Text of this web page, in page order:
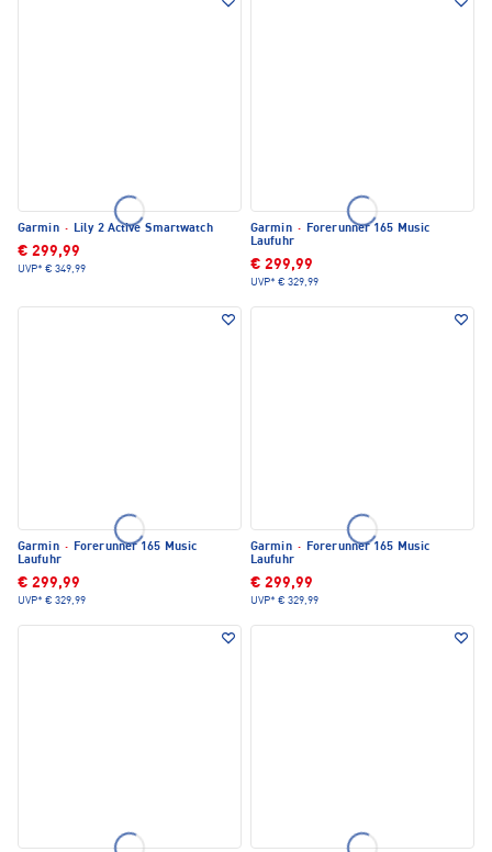
Garmin · Lily 2 Active Smartwatch
€ 299,99
UVP* € 349,99
Garmin · Forerunner 165 Music
Laufuhr
€ 299,99
UVP* € 329,99
Garmin · Forerunner 165 Music
Laufuhr
€ 299,99
UVP* € 329,99
Garmin · Forerunner 165 Music
Laufuhr
€ 299,99
UVP* € 329,99